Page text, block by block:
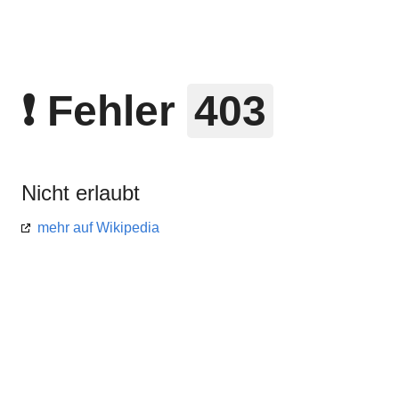
❗ Fehler 403
Nicht erlaubt
mehr auf Wikipedia